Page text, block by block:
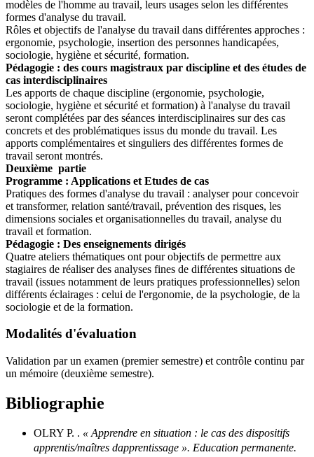
modèles de l'homme au travail, leurs usages selon les différentes
formes d'analyse du travail.
Rôles et objectifs de l'analyse du travail dans différentes approches :
ergonomie, psychologie, insertion des personnes handicapées,
sociologie, hygiène et sécurité, formation.
Pédagogie : des cours magistraux par discipline et des études de
cas interdisciplinaires
Les apports de chaque discipline (ergonomie, psychologie,
sociologie, hygiène et sécurité et formation) à l'analyse du travail
seront complétées par des séances interdisciplinaires sur des cas
concrets et des problématiques issus du monde du travail. Les
apports complémentaires et singuliers des différentes formes de
travail seront montrés.
Deuxième partie
Programme : Applications et Etudes de cas
Pratiques des formes d'analyse du travail : analyser pour concevoir
et transformer, relation santé/travail, prévention des risques, les
dimensions sociales et organisationnelles du travail, analyse du
travail et formation.
Pédagogie : Des enseignements dirigés
Quatre ateliers thématiques ont pour objectifs de permettre aux
stagiaires de réaliser des analyses fines de différentes situations de
travail (issues notamment de leurs pratiques professionnelles) selon
différents éclairages : celui de l'ergonomie, de la psychologie, de la
sociologie et de la formation.
Modalités d'évaluation
Validation par un examen (premier semestre) et contrôle continu par
un mémoire (deuxième semestre).
Bibliographie
OLRY P. . « Apprendre en situation : le cas des dispositifs
apprentis/maîtres dapprentissage ». Education permanente.